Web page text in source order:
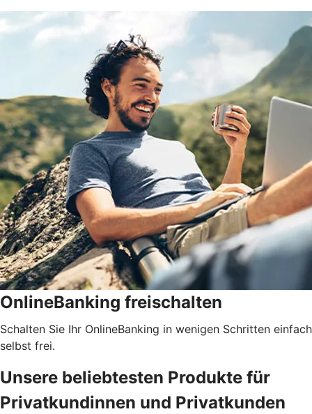
OnlineBanking freischalten
Schalten Sie Ihr OnlineBanking in wenigen Schritten einfach
selbst frei.
Unsere beliebtesten Produkte für
Privatkundinnen und Privatkunden